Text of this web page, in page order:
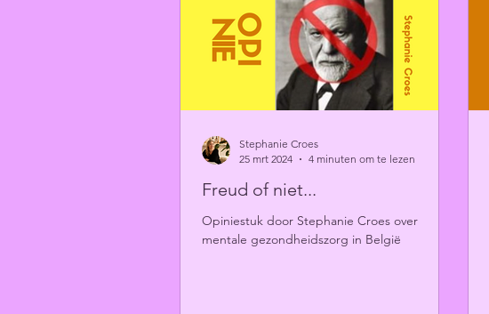
Freud of niet...
Opiniestuk door Stephanie Croes over
mentale gezondheidszorg in België
Stephanie Croes
25 mrt 2024
4 minuten om te lezen